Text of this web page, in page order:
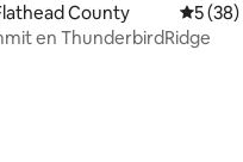
de 5, 24 reseñas
County
5 (38)
en ThunderbirdRidge